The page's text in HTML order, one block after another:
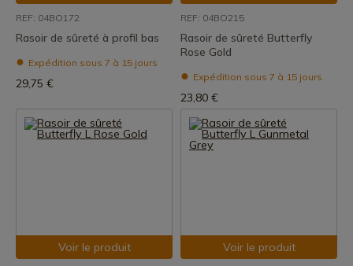
REF: 04BO172
Rasoir de sûreté à profil bas
Expédition sous 7 à 15 jours
29,75 €
REF: 04BO215
Rasoir de sûreté Butterfly
Rose Gold
Expédition sous 7 à 15 jours
23,80 €
Voir le produit Voir le produit